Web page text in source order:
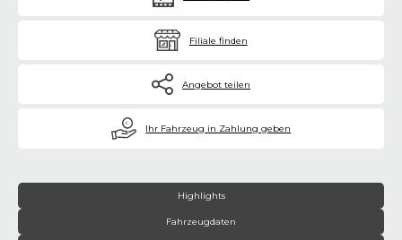
Filiale finden
Angebot teilen
€ Ihr Fahrzeug in Zahlung geben
Highlights
Fahrzeugdaten